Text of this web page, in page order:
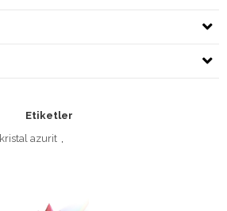
Etiketler
kristal azurit